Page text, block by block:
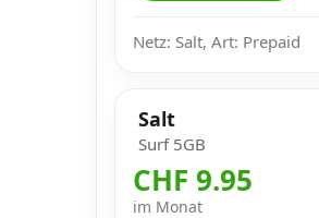
Netz: Salt, Art: Prepaid
Salt
Surf 5GB
CHF 9.95
im Monat